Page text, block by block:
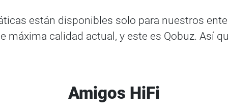
están disponibles solo para nuestros
calidad actual, y este es Qobuz. Así
Amigos HiFi